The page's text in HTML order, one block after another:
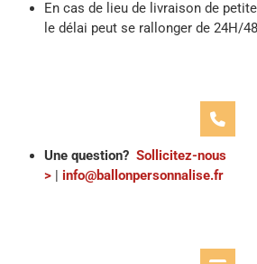
En cas de lieu de livraison de
le délai peut se rallonger de 24H/
Une question? Sollicitez-nous
> | info@ballonpersonnalise.fr